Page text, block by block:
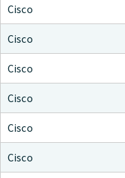
Cisco
Cisco
Cisco
Cisco
Cisco
Cisco